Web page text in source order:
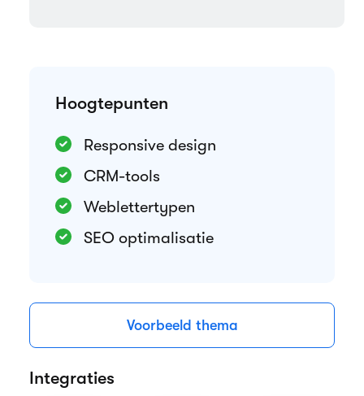
Hoogtepunten
Responsive design
CRM-tools
Weblettertypen
SEO optimalisatie
Voorbeeld thema
Integraties